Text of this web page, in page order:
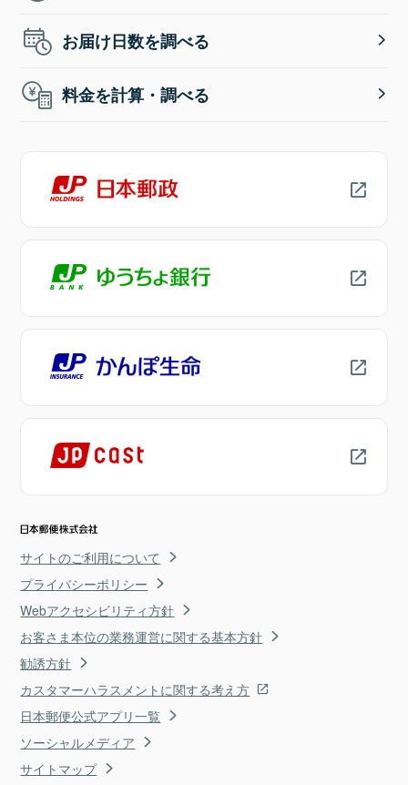
お届け日数を調べる
料金を計算・調べる
サイトのご利用について
プライバシーポリシー
Webアクセシビリティ方針
お客さま本位の業務運営に関する基本方針
勧誘方針
カスタマーハラスメントに関する考え方
日本郵便公式アプリ一覧
ソーシャルメディア
サイトマップ